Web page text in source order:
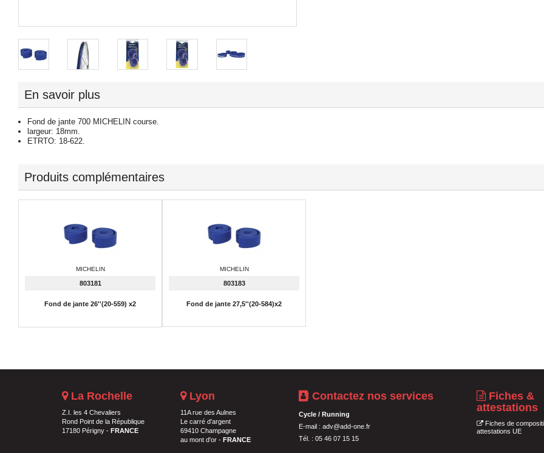
En savoir plus
Fond de jante 700 MICHELIN course.
largeur: 18mm.
ETRTO: 18-622.
Produits complémentaires
MICHELIN
803181
Fond de jante 26''(20-559) x2
MICHELIN
803183
Fond de jante 27,5''(20-584)x2
La Rochelle
Z.I. les 4 Chevaliers
Rond Point de la République
17180 Périgny - FRANCE
Lyon
11A rue des Aulnes
Le carré d'argent
69410 Champagne
au mont d'or - FRANCE
Contactez nos services
Cycle / Running
E-mail : adv@add-one.fr
Tél. : 05 46 07 15 15
Fiches &
attestations
Fiches de
attestations UE